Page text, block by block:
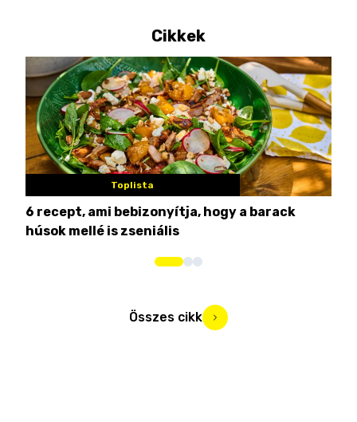
Cikkek
Toplista
6 recept, ami bebizonyítja, hogy a barack
húsok mellé is zseniális
Összes cikk